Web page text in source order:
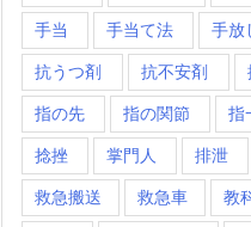
手当 手当て法 手放
抗うつ剤 抗不安剤
指の先 指の関節 指
捻挫 掌門人 排泄
救急搬送 救急車 教